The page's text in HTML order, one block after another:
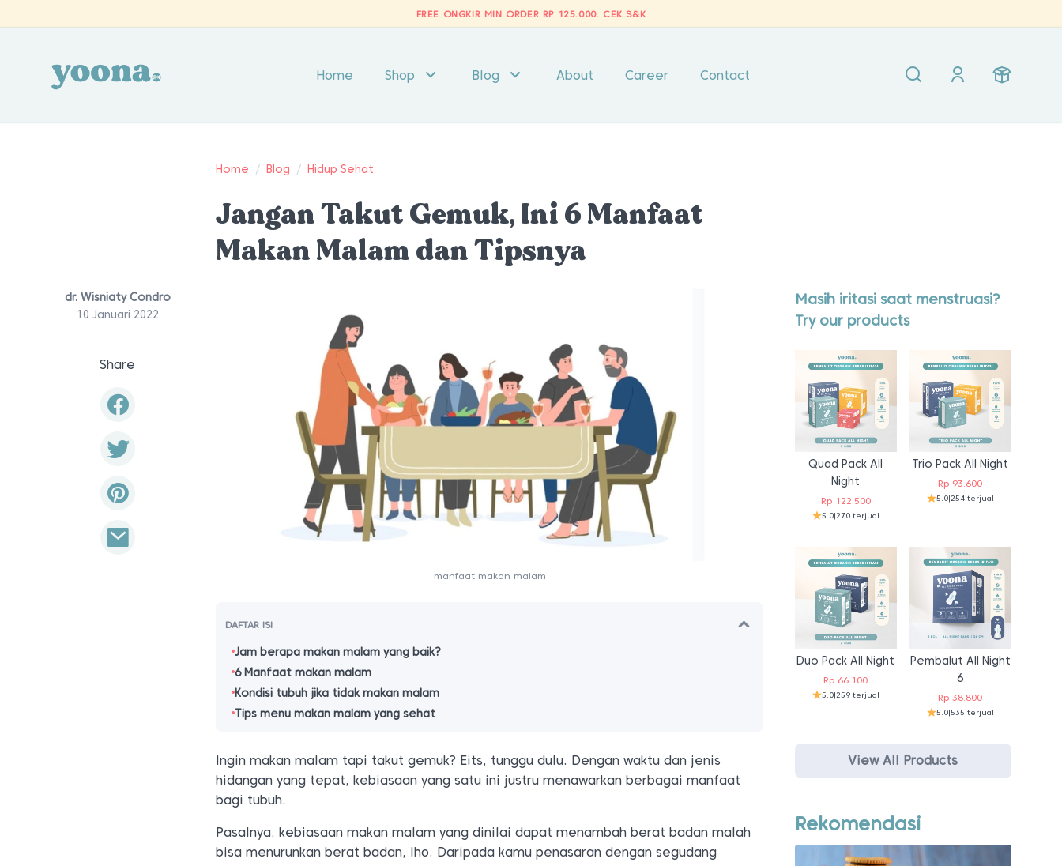
FREE ONGKIR MIN ORDER RP 125.000. CEK S&K
Home Shop Blog About Career Contact
Home / Blog / Hidup Sehat
Jangan Takut Gemuk, Ini 6 Manfaat
Makan Malam dan Tipsnya
dr. Wisniaty Condro
10 Januari 2022
Share
manfaat makan malam
DAFTAR ISI
Jam berapa makan malam yang baik?
6 Manfaat makan malam
Kondisi tubuh jika tidak makan malam
Tips menu makan malam yang sehat
Ingin makan malam tapi takut gemuk? Eits, tunggu dulu. Dengan waktu dan jenis
hidangan yang tepat, kebiasaan yang satu ini justru menawarkan berbagai manfaat
bagi tubuh.
Pasalnya, kebiasaan makan malam yang dinilai dapat menambah berat badan malah
bisa menurunkan berat badan, lho. Daripada kamu penasaran dengan segudang
Masih iritasi saat menstruasi?
Try our products
Quad Pack All
Night
Rp122.500
5.0|270 terjual
Trio Pack All Night
Rp 93.600
5.0|254 terjual
Duo Pack All Night
Rp 66.100
5.0|259 terjual
Pembalut All Night
6
Rp 38.800
5.0|535 terjual
View All Products
Rekomendasi